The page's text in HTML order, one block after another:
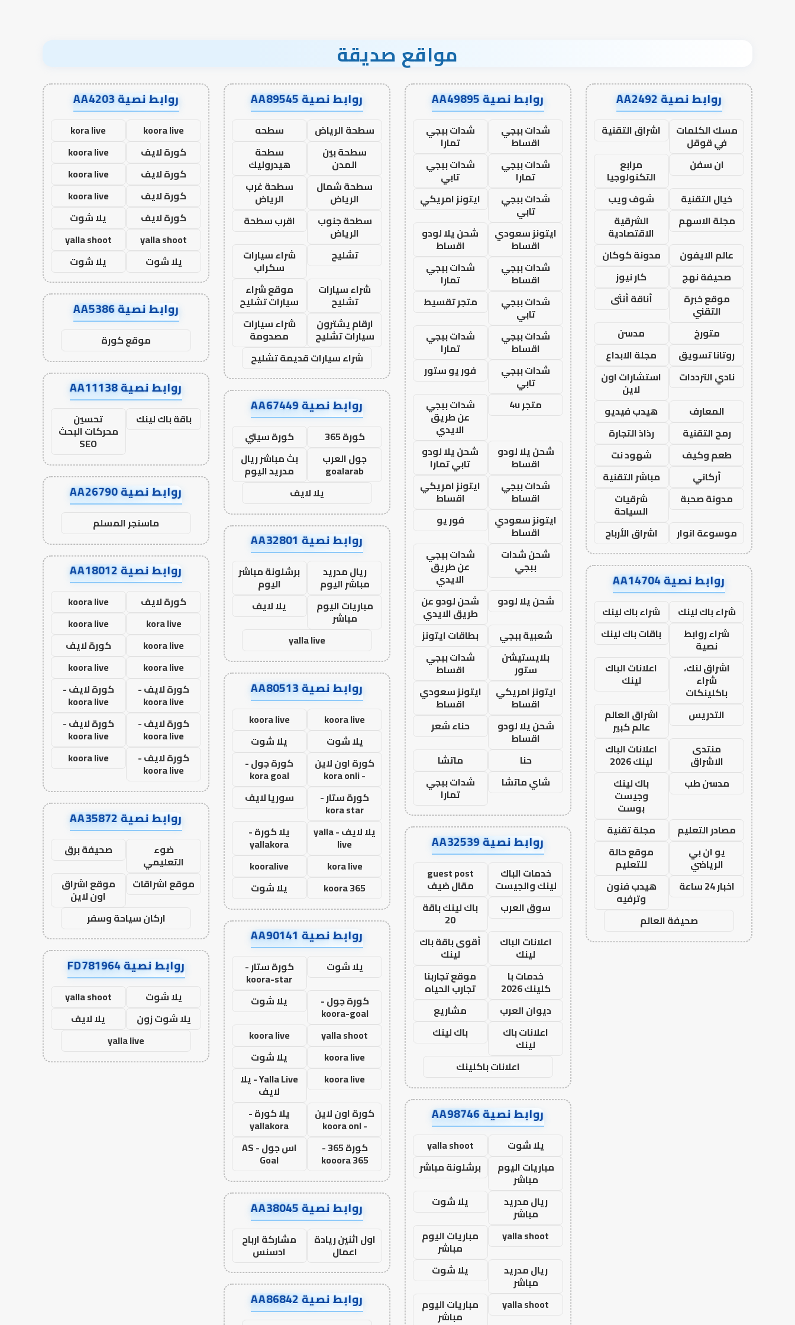
مواقع صديقة
روابط نصية AA2492
مسك الكلمات
في قوقل
اشراق التقنية
ان سفن
مرابع
التكنولوجيا
خيال التقنية
شوف ويب
مجلة الاسهم
الشرقية
الاقتصادية
عالم الايفون
مدونة كوكان
صحيفة نهج
كار نيوز
موقع خبرة
التقني
أناقة أنثى
متورخ
مدسن
روتانا تسويق
مجلة الابداع
نادي الترددات
استشارات اون
لاين
المعارف
هيدب فيديو
رمح التقنية
رذاذ التجارة
طعم وكيف
شهود نت
أركاني
مباشر التقنية
مدونة صحبة
شرقيات
السياحة
موسوعة انوار
اشراق الأرباح
روابط نصية AA14704
شراء باك لينك
شراء باك لينك
شراء روابط
نصية
باقات باك لينك
اشراق لنك،
شراء
باكلينكات
اعلانات الباك
لينك
التدريس
اشراق العالم
عالم كبير
منتدى
الاشراق
اعلانات الباك
لينك 2026
مدسن طب
باك لينك
وجيست
بوست
مصادر التعليم
مجلة تقنية
يو ان بي
الرياضي
موقع حالة
للتعليم
اخبار 24 ساعة
هيدب فنون
وترفيه
صحيفة العالم
روابط نصية AA49895
شدات ببجي
اقساط
شدات ببجي
تمارا
شدات ببجي
تمارا
شدات ببجي
تابي
شدات ببجي
تابي
ايتونز امريكي
ايتونز سعودي
اقساط
شحن يلا لودو
اقساط
شدات ببجي
اقساط
شدات ببجي
تمارا
شدات ببجي
تابي
متجر تقسيط
شدات ببجي
اقساط
شدات ببجي
تمارا
شدات ببجي
تابي
فور يو ستور
متجر 4u
شدات ببجي
عن طريق
الايدي
شحن يلا لودو
اقساط
شحن يلا لودو
تابي تمارا
شدات ببجي
اقساط
ايتونز امريكي
اقساط
ايتونز سعودي
اقساط
فور يو
شحن شدات
ببجي
شدات ببجي
عن طريق
الايدي
شحن يلا لودو
شحن لودو عن
طريق الايدي
شعبية ببجي
بطاقات ايتونز
بلايستيشن
ستور
شدات ببجي
اقساط
ايتونز امريكي
اقساط
ايتونز سعودي
اقساط
شحن يلا لودو
اقساط
حناء شعر
حنا
ماتشا
شاي ماتشا
شدات ببجي
تمارا
روابط نصية AA32539
خدمات الباك
لينك والجيست
guest post
مقال ضيف
سوق العرب
باك لينك باقة
20
اعلانات الباك
لينك
أقوى باقة باك
لينك
خدمات با
كلينك 2026
موقع تجاربنا
تجارب الحياه
ديوان العرب
مشاريع
اعلانات باك
لينك
باك لينك
اعلانات باكلينك
روابط نصية AA98746
يلا شوت
yalla shoot
مباريات اليوم
مباشر
برشلونة مباشر
ريال مدريد
مباشر
يلا شوت
yalla shoot
مباريات اليوم
مباشر
ريال مدريد
مباشر
يلا شوت
yalla shoot
مباريات اليوم
مباشر
روابط نصية AA89545
سطحة الرياض
سطحه
سطحة بين
المدن
سطحة
هيدروليك
سطحة شمال
الرياض
سطحة غرب
الرياض
سطحة جنوب
الرياض
اقرب سطحة
تشليح
شراء سيارات
سكراب
شراء سيارات
تشليح
موقع شراء
سيارات تشليح
ارقام يشترون
سيارات تشليح
شراء سيارات
مصدومة
شراء سيارات قديمة تشليح
روابط نصية AA67449
كورة 365
كورة سيتي
جول العرب
goalarab
بث مباشر ريال
مدريد اليوم
يلا لايف
روابط نصية AA32801
ريال مدريد
مباشر اليوم
برشلونة مباشر
اليوم
مباريات اليوم
مباشر
يلا لايف
yalla live
روابط نصية AA80513
koora live
koora live
يلا شوت
يلا شوت
كورة اون لاين
- kora onli
كورة جول -
kora goal
كورة ستار -
kora star
سوريا لايف
يلا لايف - yalla
live
يلا كورة -
yallakora
kora live
kooralive
koora 365
يلا شوت
روابط نصية AA90141
يلا شوت كورة ستار -
koora-star
كورة جول -
koora-goal
يلا شوت
yalla shoot
koora live
koora live
يلا شوت
koora live
Yalla Live - يلا
لايف
كورة اون لاين
- koora onl
يلا كورة -
yallakora
كورة 365 -
kooora 365
اس جول - AS
Goal
روابط نصية AA38045
اول اثنين ريادة
اعمال
مشاركة ارباح
ادسنس
روابط نصية AA86842
روابط نصية AA4203
koora live
kora live
كورة لايف
koora live
كورة لايف
koora live
كورة لايف
koora live
كورة لايف
يلا شوت
yalla shoot
yalla shoot
يلا شوت
يلا شوت
روابط نصية AA5386
موقع كورة
روابط نصية AA11138
باقة باك لينك تحسين
محركات البحث
SEO
روابط نصية AA26790
ماسنجر المسلم
روابط نصية AA18012
كورة لايف
koora live
kora live
koora live
koora live
كورة لايف
koora live
koora live
كورة لايف -
koora live
كورة لايف -
koora live
كورة لايف -
koora live
كورة لايف -
koora live
كورة لايف -
koora live
koora live
روابط نصية AA35872
ضوء
التعليمي
صحيفة برق
موقع اشراقات
موقع اشراق
اون لاين
اركان سياحة وسفر
روابط نصية FD781964
يلا شوت
yalla shoot
يلا شوت زون
يلا لايف
yalla live